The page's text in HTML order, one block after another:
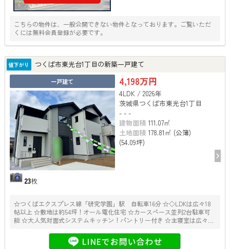
こちらの物件は、一般公開できない物件となっております。ご覧いただ
くには無料会員登録が必要です。
値下がり つくば市東光台1丁目の新築一戸建て
一戸建て
23枚
4,198万円
4LDK / 2026年
茨城県つくば市東光台1丁目
- - -
建物面積 111.07㎡
土地面積 178.81㎡ (公簿)
(54.09坪)
☆つくばエクスプレス線「研究学園」駅 自転車16分 ☆◇LDKは広々18
帖以上 ☆敷地は約54坪！オール電化住宅 ☆カースペース並列2台駐車可
能 ☆大人気対面式システムキッチン！パントリー付き ☆主寝室は広々10
用品もスッキリ収納！